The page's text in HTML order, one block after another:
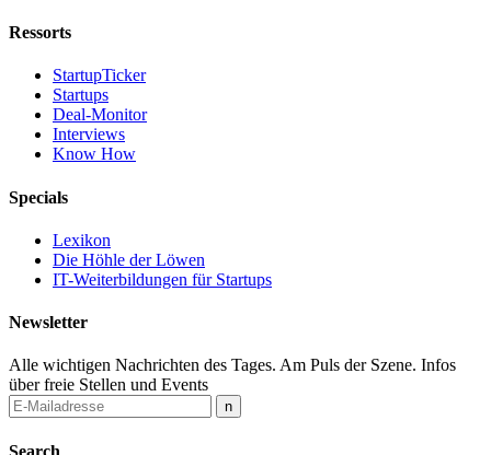
Ressorts
StartupTicker
Startups
Deal-Monitor
Interviews
Know How
Specials
Lexikon
Die Höhle der Löwen
IT-Weiterbildungen für Startups
Newsletter
Alle wichtigen Nachrichten des Tages. Am Puls der Szene. Infos
über freie Stellen und Events
Search